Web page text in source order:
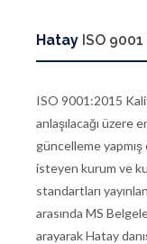
Hatay ISO 9001
ISO 9001:2015
anlaşılacağı üzere
güncelleme
isteyen kurum ve
standartları
arasında MS
arayarak Hatay